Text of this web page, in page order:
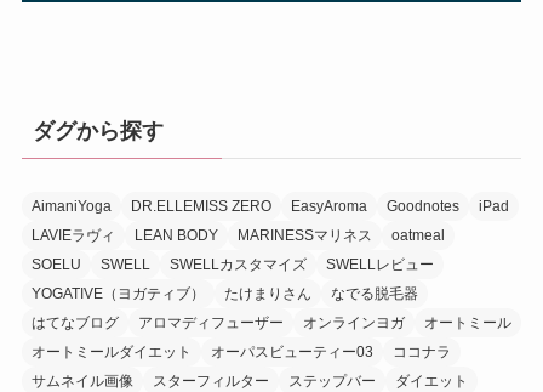
ダグから探す
AimaniYoga DR.ELLEMISS ZERO EasyAroma Goodnotes
iPad
LAVIEラヴィ
LEAN BODY MARINESSマリネス
oatmeal
SOELU
SWELL SWELLカスタマイズ
SWELLレビュー
YOGATIVE（ヨガティブ）
たけまりさん
なでる脱毛器
はてなブログ
アロマディフューザー オンラインヨガ
オートミール
オートミールダイエット
オーパスビューティー03
ココナラ
サムネイル画像
スターフィルター ステップバー
ダイエット